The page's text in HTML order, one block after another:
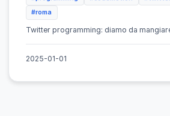
#roma
Twitter programming: diamo da
2025-01-01